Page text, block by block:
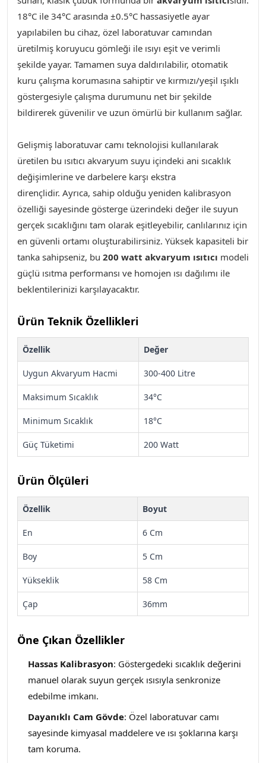
18°C ile 34°C arasında ±0.5°C hassasiyetle ayar
yapılabilen bu cihaz, özel laboratuvar camından
üretilmiş koruyucu gömleği ile ısıyı eşit ve verimli
şekilde yayar. Tamamen suya daldırılabilir, otomatik
kuru çalışma korumasına sahiptir ve kırmızı/yeşil ışıklı
göstergesiyle çalışma durumunu net bir şekilde
bildirerek güvenilir ve uzun ömürlü bir kullanım sağlar.
Gelişmiş laboratuvar camı teknolojisi kullanılarak
üretilen bu ısıtıcı akvaryum suyu içindeki ani sıcaklık
değişimlerine ve darbelere karşı ekstra
dirençlidir. Ayrıca, sahip olduğu yeniden kalibrasyon
özelliği sayesinde gösterge üzerindeki değer ile suyun
gerçek sıcaklığını tam olarak eşitleyebilir, canlılarınız için
en güvenli ortamı oluşturabilirsiniz. Yüksek kapasiteli bir
tanka sahipseniz, bu 200 watt akvaryum ısıtıcı modeli
güçlü ısıtma performansı ve homojen ısı dağılımı ile
beklentilerinizi karşılayacaktır.
Ürün Teknik Özellikleri
Özellik Değer
Uygun Akvaryum Hacmi 300-400 Litre
Maksimum Sıcaklık 34°C
Minimum Sıcaklık 18°C
Güç Tüketimi 200 Watt
Ürün Ölçüleri
Özellik Boyut
En 6 Cm
Boy 5 Cm
Yükseklik 58 Cm
Çap 36mm
Öne Çıkan Özellikler
Hassas Kalibrasyon: Göstergedeki sıcaklık değerini
manuel olarak suyun gerçek ısısıyla senkronize
edebilme imkanı.
Dayanıklı Cam Gövde: Özel laboratuvar camı
sayesinde kimyasal maddelere ve ısı şoklarına karşı
tam koruma.